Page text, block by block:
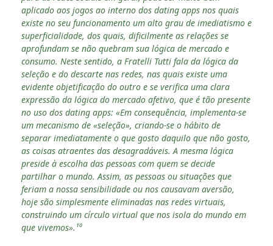
aplicado aos jogos ao interno dos dating apps nos quais
existe no seu funcionamento um alto grau de imediatismo e
superficialidade, dos quais, dificilmente as relações se
aprofundam se não quebram sua lógica de mercado e
consumo. Neste sentido, a Fratelli Tutti fala da lógica da
seleção e do descarte nas redes, nas quais existe uma
evidente objetificação do outro e se verifica uma clara
expressão da lógica do mercado afetivo, que é tão presente
no uso dos dating apps: «Em consequência, implementa-se
um mecanismo de «seleção», criando-se o hábito de
separar imediatamente o que gosto daquilo que não gosto,
as coisas atraentes das desagradáveis. A mesma lógica
preside à escolha das pessoas com quem se decide
partilhar o mundo. Assim, as pessoas ou situações que
feriam a nossa sensibilidade ou nos causavam aversão,
hoje são simplesmente eliminadas nas redes virtuais,
construindo um círculo virtual que nos isola do mundo em
que vivemos».¹⁰